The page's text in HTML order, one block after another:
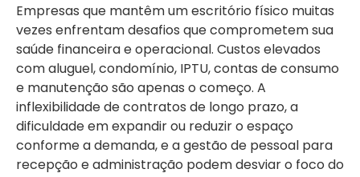
Empresas que mantêm um escritório físico muitas
vezes enfrentam desafios que comprometem sua
saúde financeira e operacional. Custos elevados
com aluguel, condomínio, IPTU, contas de consumo
e manutenção são apenas o começo. A
inflexibilidade de contratos de longo prazo, a
dificuldade em expandir ou reduzir o espaço
conforme a demanda, e a gestão de pessoal para
recepção e administração podem desviar o foco do